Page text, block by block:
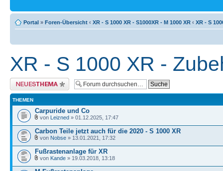
Portal » Foren-Übersicht ‹ XR - S 1000 XR - S1000XR - M 1000 XR ‹ XR - S
XR - S 1000 XR -
Neues Thema erstellen
THEMEN
Carpuride und Co
von Leizned » 01.12.2025, 17:47
Carbon Teile jetzt auch für die 2020 - S 1000 XR
von Nobse » 13.01.2021, 17:32
Fußrastenanlage für XR
von Kande » 19.03.2018, 13:18